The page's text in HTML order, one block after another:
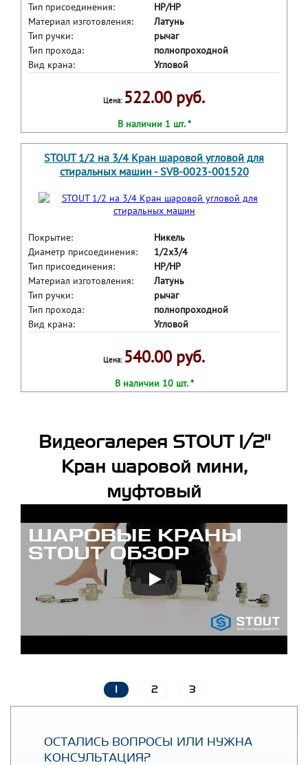
Тип присоединения:
HP/HP
Материал изготовления:
Латунь
Тип ручки:
рычаг
Тип прохода:
полнопроходной
Вид крана:
Угловой
Цена: 522.00 руб.
В наличии 1 шт. *
STOUT 1/2 на 3/4 Кран шаровой угловой для
стиральных машин - SVB-0023-001520
Покрытие:
Никель
Диаметр присоединения:
1/2x3/4
Тип присоединения:
HP/HP
Материал изготовления:
Латунь
Тип ручки:
рычаг
Тип прохода:
полнопроходной
Вид крана:
Угловой
Цена: 540.00 руб.
В наличии 10 шт. *
Видеогалерея STOUT 1/2"
Кран шаровой мини,
муфтовый
2 3
ОСТАЛИСЬ ВОПРОСЫ ИЛИ НУЖНА
КОНСУЛЬТАЦИЯ?